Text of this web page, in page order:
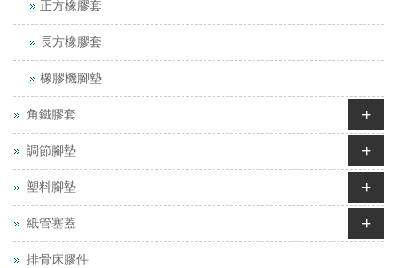
正方橡膠套
長方橡膠套
橡膠機腳墊
角鐵膠套 +
調節腳墊 +
塑料腳墊 +
紙管塞蓋 +
排骨床膠件